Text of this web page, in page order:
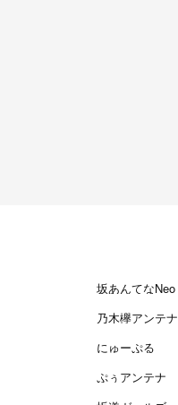
坂あんてなNeo
乃木欅アンテナ
にゅーぷる
ぷぅアンテナ